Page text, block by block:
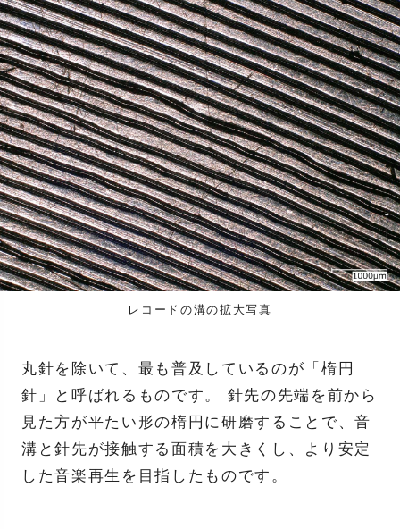
レコードの溝の拡大写真
丸針を除いて、最も普及しているのが「楕円
針」と呼ばれるものです。 針先の先端を前から
見た方が平たい形の楕円に研磨することで、音
溝と針先が接触する面積を大きくし、より安定
した音楽再生を目指したものです。